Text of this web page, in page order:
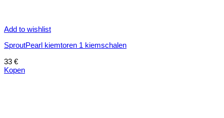
Add to wishlist
SproutPearl kiemtoren 1 kiemschalen
33 €
Kopen